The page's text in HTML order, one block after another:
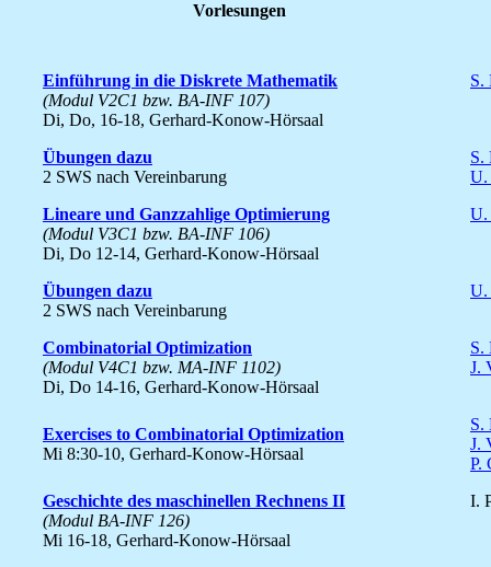
Vorlesungen
Einführung in die Diskrete Mathematik
(Modul V2C1 bzw. BA-INF 107)
Di, Do, 16-18, Gerhard-Konow-Hörsaal
S.
Übungen dazu
2 SWS nach Vereinbarung
S.
U.
Lineare und Ganzzahlige Optimierung
(Modul V3C1 bzw. BA-INF 106)
Di, Do 12-14, Gerhard-Konow-Hörsaal
U.
Übungen dazu
2 SWS nach Vereinbarung
U.
Combinatorial Optimization
(Modul V4C1 bzw. MA-INF 1102)
Di, Do 14-16, Gerhard-Konow-Hörsaal
S.
J.
Exercises to Combinatorial Optimization
Mi 8:30-10, Gerhard-Konow-Hörsaal
S.
J.
P.
Geschichte des maschinellen Rechnens II
(Modul BA-INF 126)
Mi 16-18, Gerhard-Konow-Hörsaal
I.